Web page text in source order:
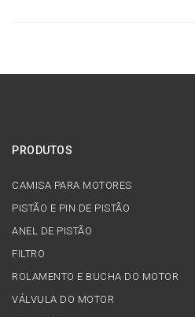
PRODUTOS
CAMISA PARA MOTORES
PISTÃO E PIN DE PISTÃO
ANEL DE PISTÃO
FILTRO
ROLAMENTO E BUCHA DO MOTOR
VÁLVULA DO MOTOR